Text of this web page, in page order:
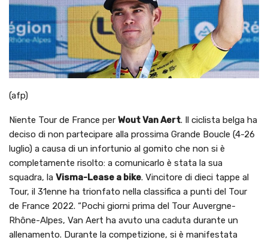
(afp)
Niente Tour de France per Wout Van Aert. Il ciclista belga ha
deciso di non partecipare alla prossima Grande Boucle (4-26
luglio) a causa di un infortunio al gomito che non si è
completamente risolto: a comunicarlo è stata la sua
squadra, la Visma-Lease a bike. Vincitore di dieci tappe al
Tour, il 31enne ha trionfato nella classifica a punti del Tour
de France 2022. “Pochi giorni prima del Tour Auvergne-
Rhône-Alpes, Van Aert ha avuto una caduta durante un
allenamento. Durante la competizione, si è manifestata